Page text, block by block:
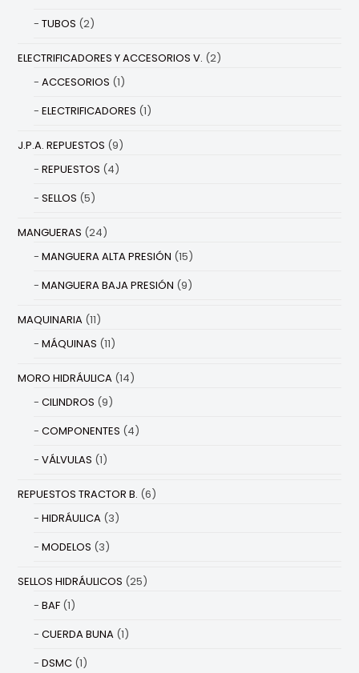
TUBOS (2)
ELECTRIFICADORES Y ACCESORIOS V. (2)
ACCESORIOS (1)
ELECTRIFICADORES (1)
J.P.A. REPUESTOS (9)
REPUESTOS (4)
SELLOS (5)
MANGUERAS (24)
MANGUERA ALTA PRESIÓN (15)
MANGUERA BAJA PRESIÓN (9)
MAQUINARIA (11)
MÁQUINAS (11)
MORO HIDRÁULICA (14)
CILINDROS (9)
COMPONENTES (4)
VÁLVULAS (1)
REPUESTOS TRACTOR B. (6)
HIDRÁULICA (3)
MODELOS (3)
SELLOS HIDRÁULICOS (25)
BAF (1)
CUERDA BUNA (1)
DSMC (1)